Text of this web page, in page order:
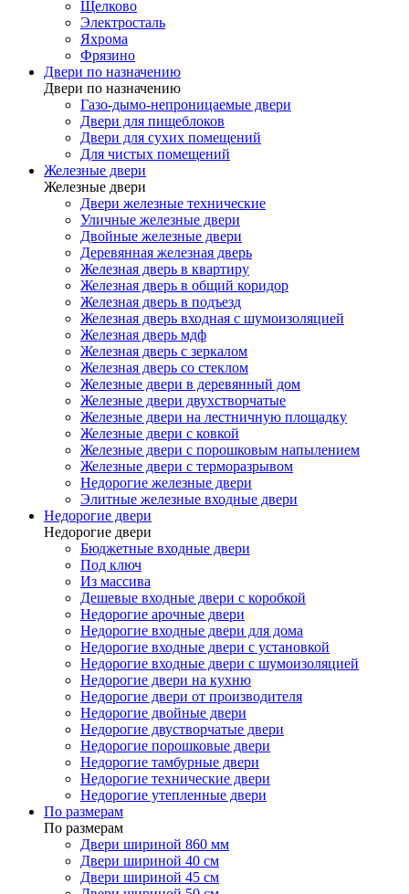
Щелково
Электросталь
Яхрома
Фрязино
Двери по назначению
Двери по назначению
Газо-дымо-непроницаемые двери
Двери для пищеблоков
Двери для сухих помещений
Для чистых помещений
Железные двери
Железные двери
Двери железные технические
Уличные железные двери
Двойные железные двери
Деревянная железная дверь
Железная дверь в квартиру
Железная дверь в общий коридор
Железная дверь в подъезд
Железная дверь входная с шумоизоляцией
Железная дверь мдф
Железная дверь с зеркалом
Железная дверь со стеклом
Железные двери в деревянный дом
Железные двери двухстворчатые
Железные двери на лестничную площадку
Железные двери с ковкой
Железные двери с порошковым напылением
Железные двери с терморазрывом
Недорогие железные двери
Элитные железные входные двери
Недорогие двери
Недорогие двери
Бюджетные входные двери
Под ключ
Из массива
Дешевые входные двери с коробкой
Недорогие арочные двери
Недорогие входные двери для дома
Недорогие входные двери с установкой
Недорогие входные двери с шумоизоляцией
Недорогие двери на кухню
Недорогие двери от производителя
Недорогие двойные двери
Недорогие двустворчатые двери
Недорогие порошковые двери
Недорогие тамбурные двери
Недорогие технические двери
Недорогие утепленные двери
По размерам
По размерам
Двери шириной 860 мм
Двери шириной 40 см
Двери шириной 45 см